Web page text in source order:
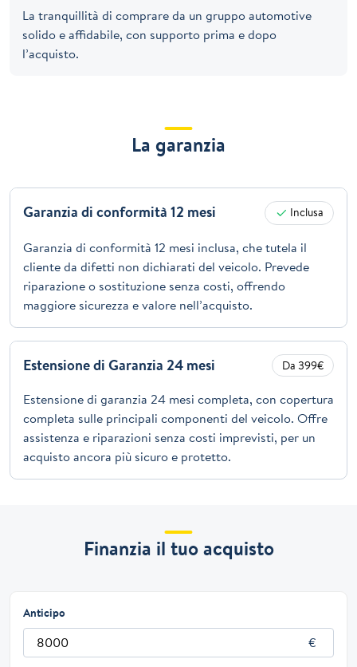
La tranquillità di comprare da un gruppo automotive
solido e affidabile, con supporto prima e dopo
l’acquisto.
La garanzia
Garanzia di conformità 12 mesi Inclusa
Garanzia di conformità 12 mesi inclusa, che tutela il
cliente da difetti non dichiarati del veicolo. Prevede
riparazione o sostituzione senza costi, offrendo
maggiore sicurezza e valore nell’acquisto.
Estensione di Garanzia 24 mesi Da 399€
Estensione di garanzia 24 mesi completa, con copertura
completa sulle principali componenti del veicolo. Offre
assistenza e riparazioni senza costi imprevisti, per un
acquisto ancora più sicuro e protetto.
Finanzia il tuo acquisto
Anticipo